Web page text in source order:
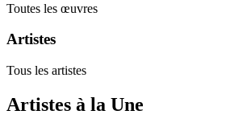
Toutes les œuvres
Artistes
Tous les artistes
Artistes à la Une